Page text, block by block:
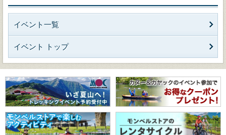
イベント一覧
イベント トップ